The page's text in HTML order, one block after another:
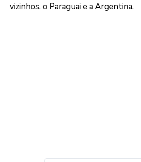
vizinhos, o Paraguai e a Argentina.